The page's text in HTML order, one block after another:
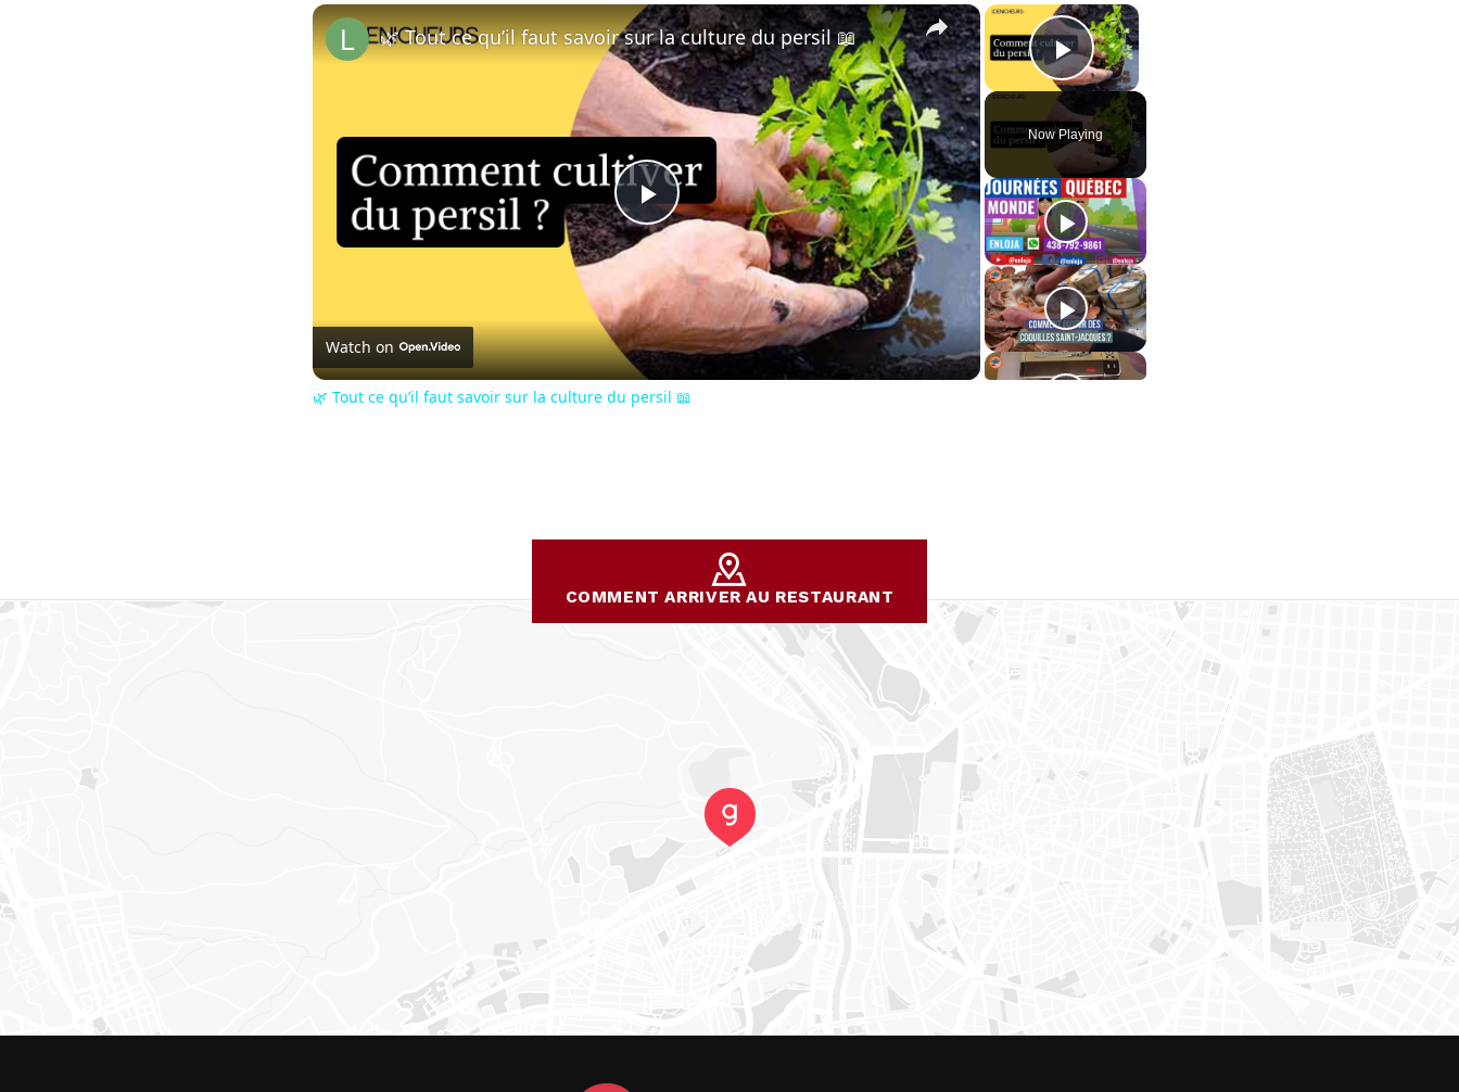
×
Play Video
Now Playing
×
Play
Video
🌿 Tout ce qu’il faut savoir sur la culture du persil 📖
Watch on
🌿 Tout ce qu’il faut savoir sur la culture du persil 📖
COMMENT ARRIVER AU RESTAURANT